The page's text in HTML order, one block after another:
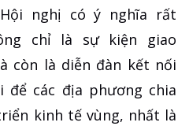
nghị có ý nghĩa rất
chỉ là sự kiện giao
còn là diễn đàn kết nối
để các địa phương chia
kinh tế vùng, nhất là